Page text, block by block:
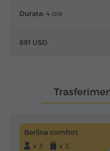
Durata: 4 ore
891 USD
Berlina comfort
x 3
x 3